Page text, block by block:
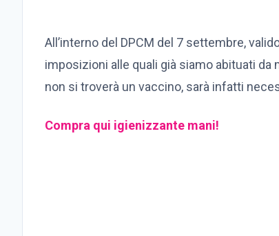
All’interno del DPCM del 7 settembre,
imposizioni alle quali già siamo abituati
non si troverà un vaccino, sarà infatti
Compra qui igienizzante mani!